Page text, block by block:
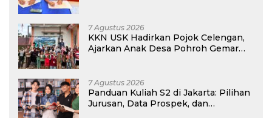
7 Agustus 2026
KKN USK Hadirkan Pojok Celengan,
Ajarkan Anak Desa Pohroh Gemar
7 Agustus 2026
Panduan Kuliah S2 di Jakarta: Pilihan
Jurusan, Data Prospek, dan